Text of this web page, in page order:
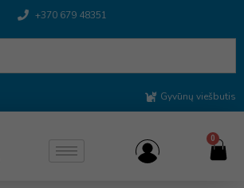
+370 679 48351
Gyvūnų viešbutis
0